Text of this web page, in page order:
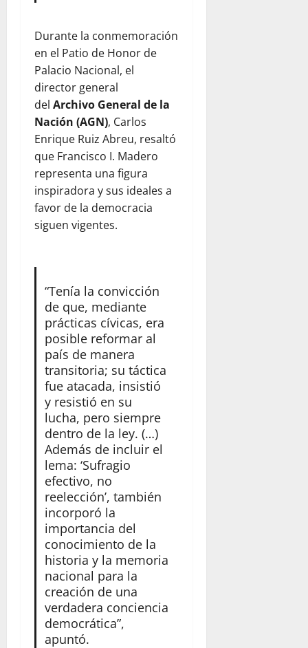
Durante la conmemoración
en el Patio de Honor de
Palacio Nacional, el
director general
del Archivo General de la
Nación (AGN), Carlos
Enrique Ruiz Abreu, resaltó
que Francisco I. Madero
representa una figura
inspiradora y sus ideales a
favor de la democracia
siguen vigentes.
“Tenía la convicción
de que, mediante
prácticas cívicas, era
posible reformar al
país de manera
transitoria; su táctica
fue atacada, insistió
y resistió en su
lucha, pero siempre
dentro de la ley. (…)
Además de incluir el
lema: ‘Sufragio
efectivo, no
reelección’, también
incorporó la
importancia del
conocimiento de la
historia y la memoria
nacional para la
creación de una
verdadera conciencia
democrática”,
apuntó.